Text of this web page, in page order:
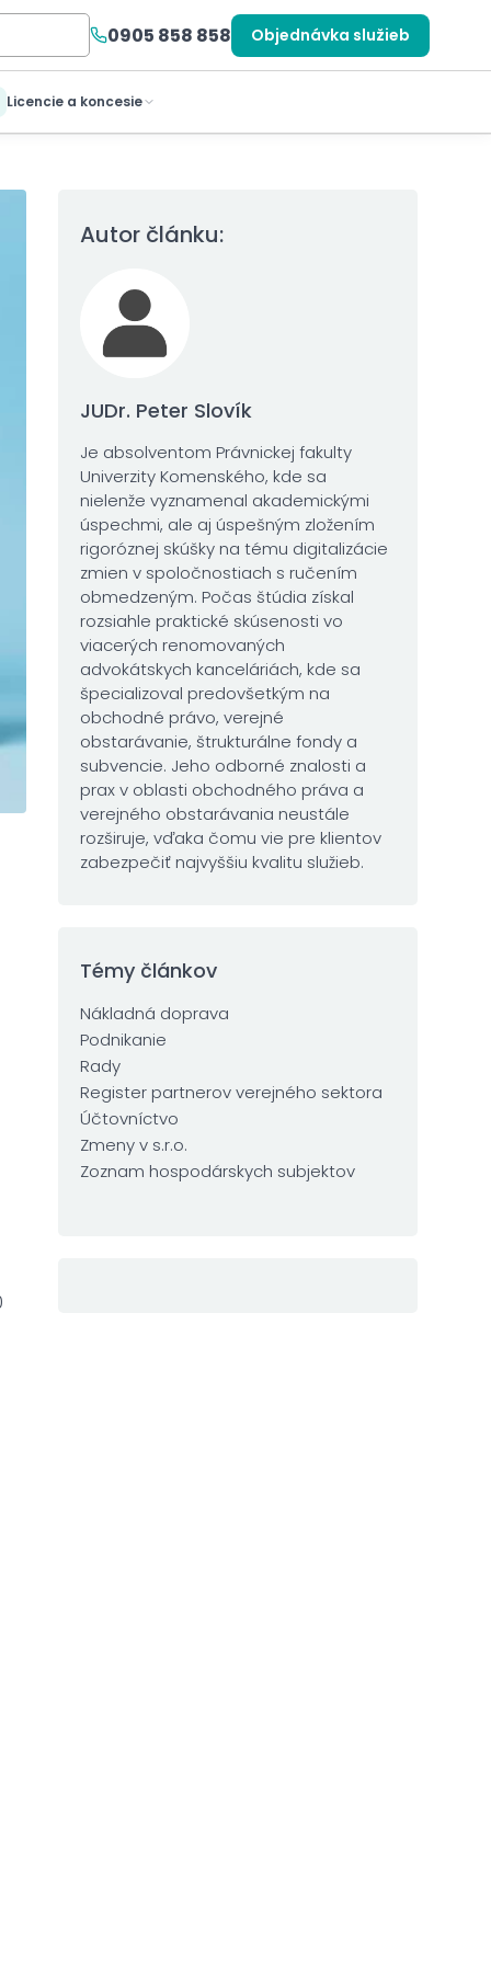
0905 858 858 Objednávka služieb
Licencie a koncesie
Autor článku:
JUDr. Peter Slovík
Je absolventom Právnickej fakulty
Univerzity Komenského, kde sa
nielenže vyznamenal akademickými
úspechmi, ale aj úspešným zložením
rigoróznej skúšky na tému digitalizácie
zmien v spoločnostiach s ručením
obmedzeným. Počas štúdia získal
rozsiahle praktické skúsenosti vo
viacerých renomovaných
advokátskych kanceláriách, kde sa
špecializoval predovšetkým na
obchodné právo, verejné
obstarávanie, štrukturálne fondy a
subvencie. Jeho odborné znalosti a
prax v oblasti obchodného práva a
verejného obstarávania neustále
rozširuje, vďaka čomu vie pre klientov
zabezpečiť najvyššiu kvalitu služieb.
Témy článkov
Nákladná doprava
Podnikanie
Rady
Register partnerov verejného sektora
Účtovníctvo
Zmeny v s.r.o.
Zoznam hospodárskych subjektov